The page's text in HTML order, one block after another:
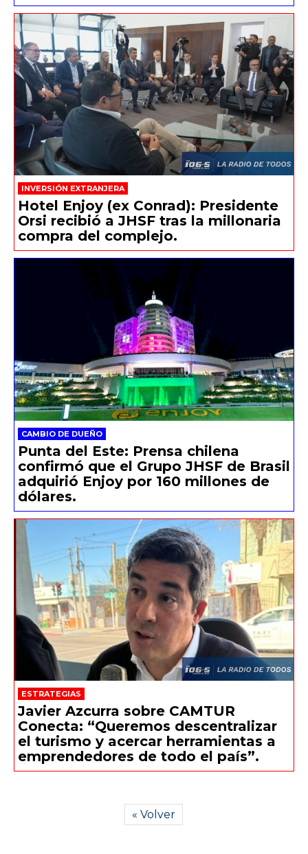
INVERSIÓN EXTRANJERA
Hotel Enjoy (ex Conrad): Presidente
Orsi recibió a JHSF tras la millonaria
compra del complejo.
CAMBIO DE DUEÑO
Punta del Este: Prensa chilena
confirmó que el Grupo JHSF de Brasil
adquirió Enjoy por 160 millones de
dólares.
ESTRATEGIAS
Javier Azcurra sobre CAMTUR
Conecta: “Queremos descentralizar
el turismo y acercar herramientas a
emprendedores de todo el país”.
« Volver